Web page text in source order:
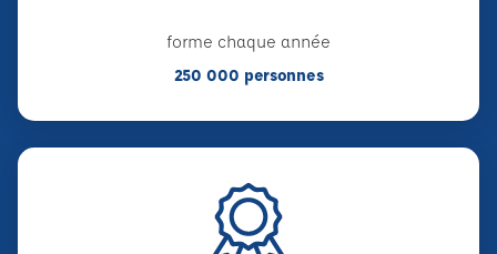
forme chaque année
250 000 personnes